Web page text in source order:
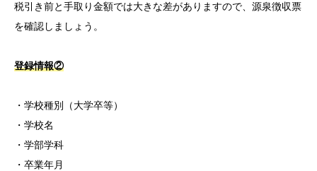
税引き前と手取り金額では大きな差がありますので、源泉徴収票
を確認しましょう。
登録情報②
・学校種別（大学卒等）
・学校名
・学部学科
・卒業年月